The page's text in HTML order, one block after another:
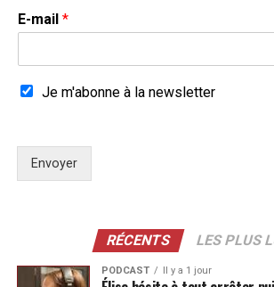
E-mail *
Je m'abonne à la newsletter
Envoyer
RÉCENTS LES PLUS
PODCAST Il y a 1 jour